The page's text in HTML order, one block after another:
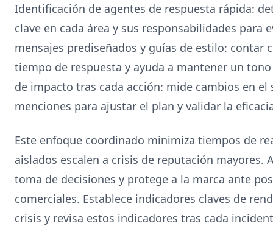
Identificación de agentes de respuesta rápida:
clave en cada área y sus responsabilidades para
mensajes prediseñados y guías de estilo: contar
tiempo de respuesta y ayuda a mantener un
de impacto tras cada acción: mide cambios en
menciones para ajustar el plan y validar la
Este enfoque coordinado minimiza tiempos de
aislados escalen a crisis de reputación mayores.
toma de decisiones y protege a la marca ante
comerciales. Establece indicadores claves de
crisis y revisa estos indicadores tras cada